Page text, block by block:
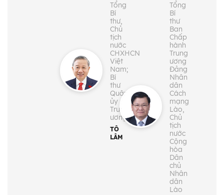
Tổng
Bí
thư,
Chủ
tịch
nước
CHXHCN
Việt
Nam;
Bí
thư
Quân
ủy
Trung
ương
TÔ
LÂM
Tổng
Bí
thư
Ban
Chấp
hành
Trung
ương
Đảng
Nhân
dân
Cách
mạng
Lào,
Chủ
tịch
nước
Cộng
hòa
Dân
chủ
Nhân
dân
Lào